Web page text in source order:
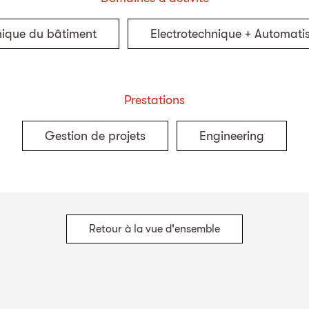
du bâtiment Electrotechnique +
Prestations
Gestion de projets Engineering
Retour à la vue d'ensemble